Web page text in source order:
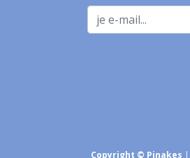
Copyright © Pinakes |